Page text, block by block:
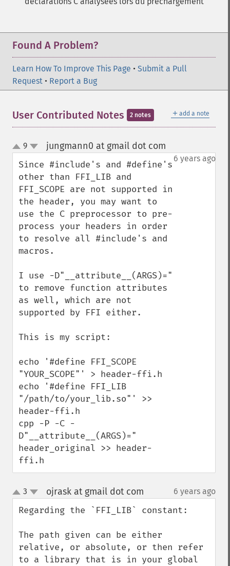
Found A Problem?
Learn How To Improve This Page • Submit a Pull
Request • Report a Bug
＋ add a note
User Contributed Notes 2 notes
up
down
9 jungmann0 at gmail dot com
6 years ago
Since #include's and #define's
other than FFI_LIB and
FFI_SCOPE are not supported in
the header, you may want to
use the C preprocessor to pre-
process your headers in order
to resolve all #include's and
macros.
I use -D"__attribute__(ARGS)="
to remove function attributes
as well, which are not
supported by FFI either.
This is my script:
echo '#define FFI_SCOPE
"YOUR_SCOPE"' > header-ffi.h
echo '#define FFI_LIB
"/path/to/your_lib.so"' >>
header-ffi.h
cpp -P -C -
D"__attribute__(ARGS)="
header_original >> header-
ffi.h
up
down
3 ojrask at gmail dot com 6 years ago
Regarding the `FFI_LIB` constant:
The path given can be either
relative, or absolute, or then refer
to a library that is in your global